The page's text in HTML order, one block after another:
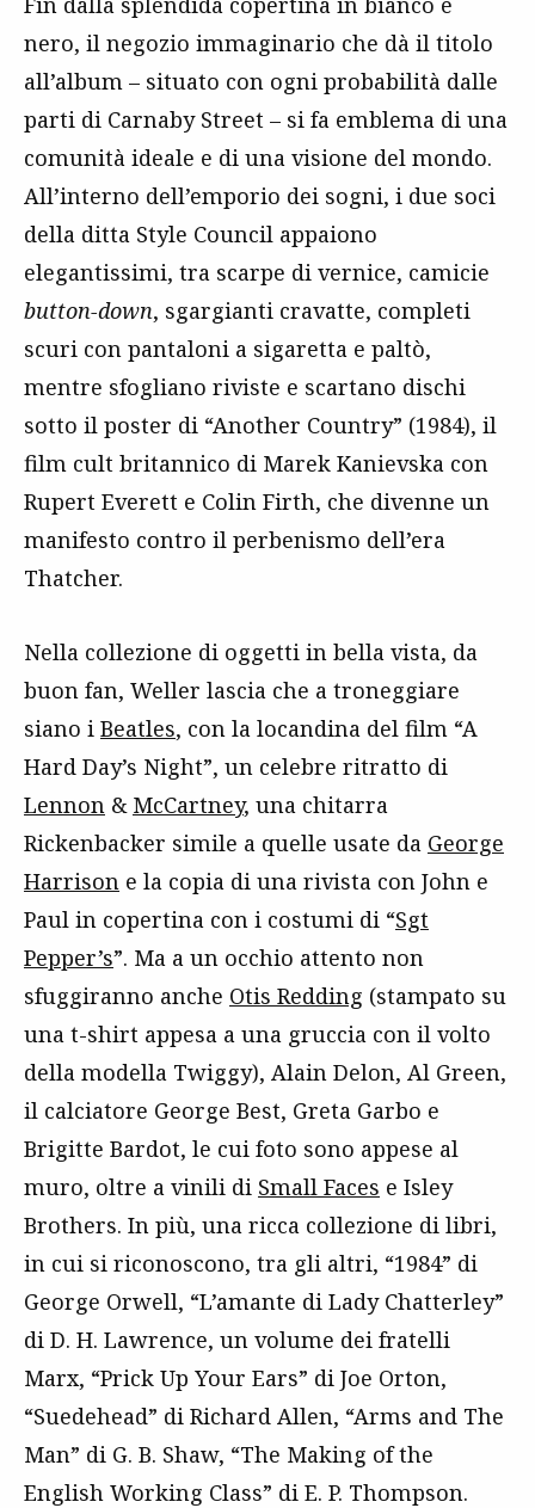
nero, il negozio immaginario che dà il titolo
all’album – situato con ogni probabilità dalle
parti di Carnaby Street – si fa emblema di una
comunità ideale e di una visione del mondo.
All’interno dell’emporio dei sogni, i due soci
della ditta Style Council appaiono
elegantissimi, tra scarpe di vernice, camicie
button-down, sgargianti cravatte, completi
scuri con pantaloni a sigaretta e paltò,
mentre sfogliano riviste e scartano dischi
sotto il poster di “Another Country” (1984), il
film cult britannico di Marek Kanievska con
Rupert Everett e Colin Firth, che divenne un
manifesto contro il perbenismo dell’era
Thatcher.
Nella collezione di oggetti in bella vista, da
buon fan, Weller lascia che a troneggiare
siano i Beatles, con la locandina del film “A
Hard Day’s Night”, un celebre ritratto di
Lennon & McCartney, una chitarra
Rickenbacker simile a quelle usate da George
Harrison e la copia di una rivista con John e
Paul in copertina con i costumi di “Sgt
Pepper’s”. Ma a un occhio attento non
sfuggiranno anche Otis Redding (stampato su
una t-shirt appesa a una gruccia con il volto
della modella Twiggy), Alain Delon, Al Green,
il calciatore George Best, Greta Garbo e
Brigitte Bardot, le cui foto sono appese al
muro, oltre a vinili di Small Faces e Isley
Brothers. In più, una ricca collezione di libri,
in cui si riconoscono, tra gli altri, “1984” di
George Orwell, “L’amante di Lady Chatterley”
di D. H. Lawrence, un volume dei fratelli
Marx, “Prick Up Your Ears” di Joe Orton,
“Suedehead” di Richard Allen, “Arms and The
Man” di G. B. Shaw, “The Making of the
English Working Class” di E. P. Thompson.